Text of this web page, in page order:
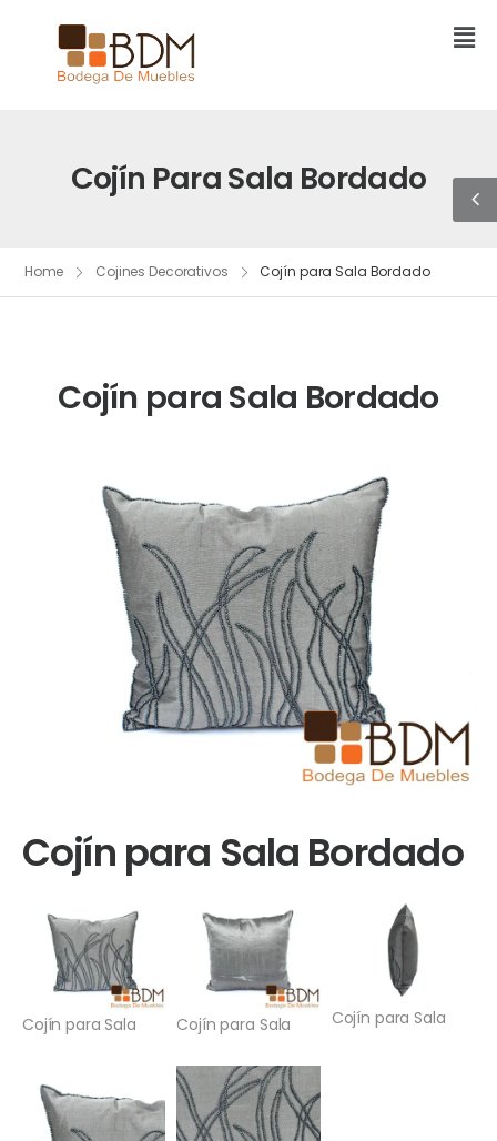
Cojín Para Sala Bordado
Home Cojines Decorativos Cojín para Sala Bordado
Cojín para Sala Bordado
Cojín para Sala Bordado
Cojín para Sala Cojín para Sala Cojín para Sala